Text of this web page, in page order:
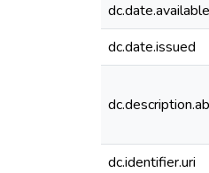
dc.date.available
dc.date.issued
dc.identifier.uri